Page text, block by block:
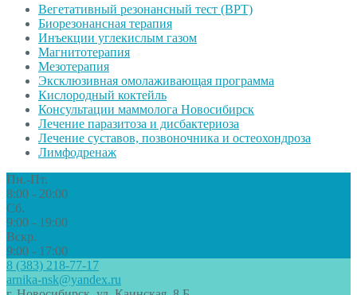
Вегетативный резонансный тест (ВРТ)
Биорезонансная терапия
Инъекции углекислым газом
Магнитотерапия
Мезотерапия
Эксклюзивная омолаживающая программа
Кислородный коктейль
Консультации маммолога Новосибирск
Лечение паразитоза и дисбактериоза
Лечение суставов, позвоночника и остеохондроза
Лимфодренаж
Пн.-Пт.
8:00 - 20:00
Сб.
9:00 - 19:00
Вскр.
9:00 - 17:00
8 (383) 218-77-17
arnika-nsk@yandex.ru